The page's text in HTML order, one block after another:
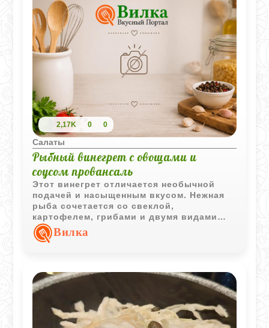
2,17K 0 0
Салаты
Рыбный винегрет с овощами и
соусом провансаль
Этот винегрет отличается необычной
подачей и насыщенным вкусом. Нежная
рыба сочетается со свеклой,
картофелем, грибами и двумя видами
огурцов, а густой соус провансаль
делает блюдо особенно праздничным и
Вилка